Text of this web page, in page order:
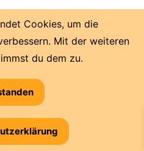
Cookies, um die
Mit der weiteren
du dem zu.